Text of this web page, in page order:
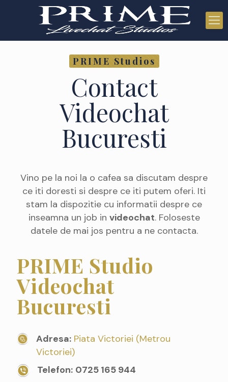
PRIME Studios
Contact
Videochat
Bucuresti
Vino pe la noi la o cafea sa discutam despre
ce iti doresti si despre ce iti putem oferi. Iti
stam la dispozitie cu informatii despre ce
inseamna un job in videochat. Foloseste
datele de mai jos pentru a ne contacta.
PRIME Studio
Videochat
Bucuresti
Adresa: Piata Victoriei (Metrou
Victoriei)
Telefon: 0725 165 944